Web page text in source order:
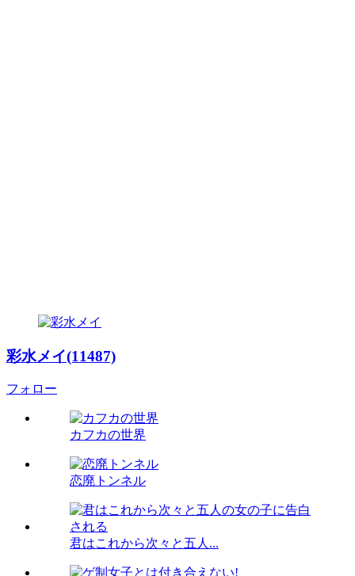
彩水メイ(11487)
フォロー
カフカの世界
恋廃トンネル
君はこれから次々と五人...